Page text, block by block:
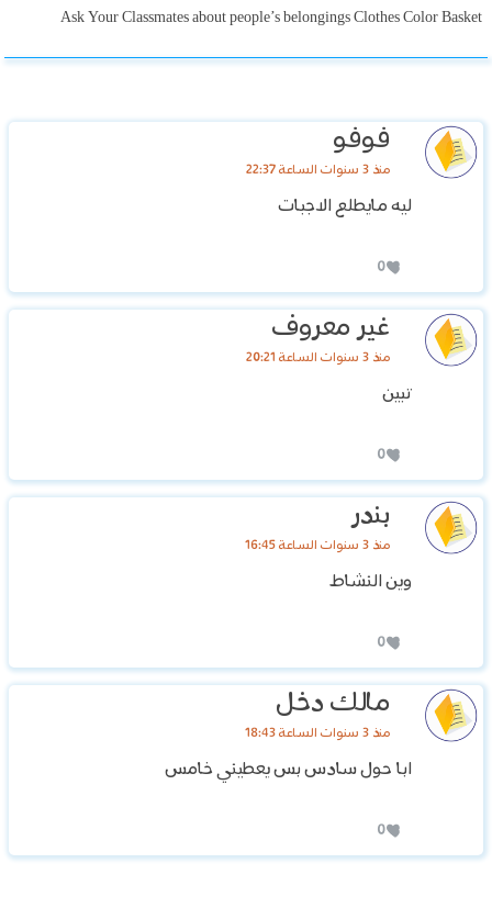
Ask Your Classmates about people’s belongings Clothes Color Basket
فوفو
منذ 3 سنوات الساعة 22:37
ليه مايطلع الاجبات
0
غير معروف
منذ 3 سنوات الساعة 20:21
تبين
0
بندر
منذ 3 سنوات الساعة 16:45
وين النشاط
0
مالك دخل
منذ 3 سنوات الساعة 18:43
ابا حول سادس بس يعطيني خامس
0